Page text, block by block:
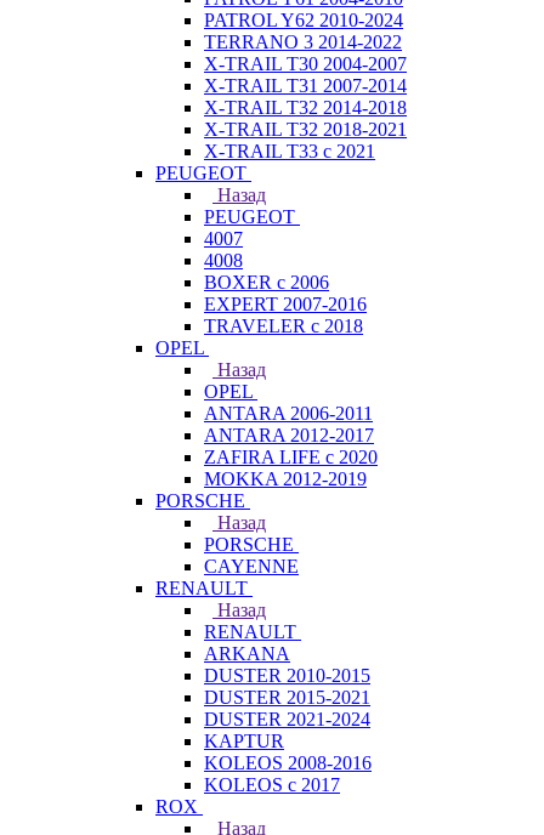
PATROL Y62 2010-2024
TERRANO 3 2014-2022
X-TRAIL T30 2004-2007
X-TRAIL T31 2007-2014
X-TRAIL T32 2014-2018
X-TRAIL T32 2018-2021
X-TRAIL T33 с 2021
PEUGEOT
Назад
PEUGEOT
4007
4008
BOXER с 2006
EXPERT 2007-2016
TRAVELER с 2018
OPEL
Назад
OPEL
ANTARA 2006-2011
ANTARA 2012-2017
ZAFIRA LIFE с 2020
MOKKA 2012-2019
PORSCHE
Назад
PORSCHE
CAYENNE
RENAULT
Назад
RENAULT
ARKANA
DUSTER 2010-2015
DUSTER 2015-2021
DUSTER 2021-2024
KAPTUR
KOLEOS 2008-2016
KOLEOS с 2017
ROX
Назад